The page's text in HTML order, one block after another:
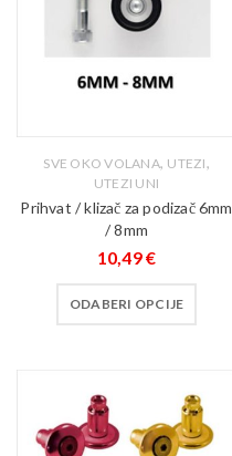
SVE OKO VOLANA, UTEZI,
UTEZI UNI
Prihvat / klizač za podizač 6mm
/ 8mm
10,49€
ODABERI OPCIJE